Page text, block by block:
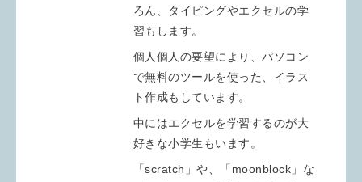
ろん、タイピングやエクセルの学
習もします。
個人個人の要望により、パソコン
で無料のツールを使った、イラス
ト作成もしています。
中にはエクセルを学習するのが大
好きな小学生もいます。
「scratch」や、「moonblock」な